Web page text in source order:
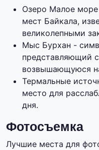
Озеро Малое
мест Байкала,
великолепными
Мыс Бурхан -
представляющий
возвышающуюся
Термальные
место для
дня.
Фотосъемка
Лучшие места для